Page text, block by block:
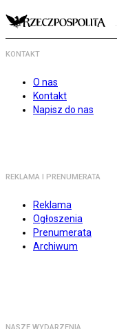
KONTAKT
O nas
Kontakt
Napisz do nas
REKLAMA I PRENUMERATA
Reklama
Ogłoszenia
Prenumerata
Archiwum